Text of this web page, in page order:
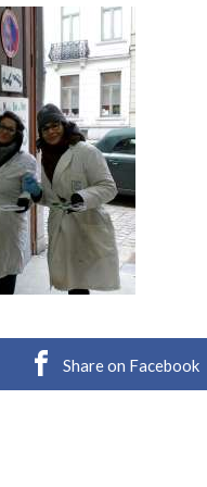
Share on Facebook